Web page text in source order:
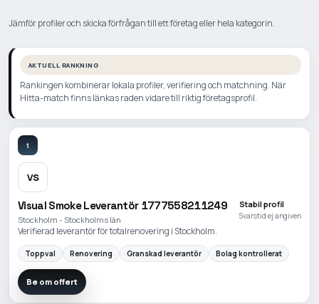
Jämför profiler och skicka förfrågan till ett företag eller hela kategorin.
AKTUELL RANKNING
Rankingen kombinerar lokala profiler, verifiering och matchning. När
Hitta-match finns länkas raden vidare till riktig företagsprofil.
1
VS
Visual Smoke Leverantör 1777558211249
Stockholm - Stockholms län
Stabil profil
Svarstid ej angiven
Verifierad leverantör för totalrenovering i Stockholm.
Toppval Renovering Granskad leverantör Bolag kontrollerat
Be om offert